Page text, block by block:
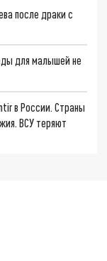
после драки с
для малышей не
в России. Страны
ВСУ теряют